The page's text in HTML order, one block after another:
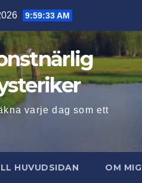
9:59:34 AM
varje dag som ett
HUVUDSIDAN OM MIG